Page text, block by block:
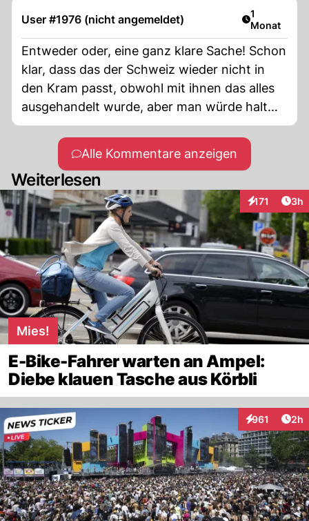
die Schweiz ist das Wasserschloss Europas,
die NEAT/Gotthard und Ost-West sind vital
für die EU, etc.
User #1976 (nicht angemeldet) Artikel
1
Monat
Entweder oder, eine ganz klare Sache! Schon
klar, dass das der Schweiz wieder nicht in
den Kram passt, obwohl mit ihnen das alles
ausgehandelt wurde, aber man würde halt
schon lieber wieder da ein bischen wursteln,
dort ein wenig was abändern, hier ein
bischen was ziehen und dort ein wenig was
für sich gerade biegen. NIX DA! So
abgemacht, so wirds umgesetzt, und sonst,
Drittlandstatus! Fertig mit der dauernden
Eigenbevorteilung.
Alle Kommentare anzeigen
Weiterlesen
171
Interaktionen
3h
Mies!
E-Bike-Fahrer warten an Ampel:
Diebe klauen Tasche aus Körbli
961
Interaktionen
2h